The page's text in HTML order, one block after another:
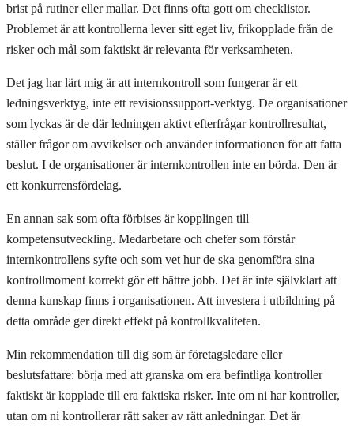
brist på rutiner eller mallar. Det finns ofta gott om checklistor.
Problemet är att kontrollerna lever sitt eget liv, frikopplade från de
risker och mål som faktiskt är relevanta för verksamheten.
Det jag har lärt mig är att internkontroll som fungerar är ett
ledningsverktyg, inte ett revisionssupport-verktyg. De organisationer
som lyckas är de där ledningen aktivt efterfrågar kontrollresultat,
ställer frågor om avvikelser och använder informationen för att fatta
beslut. I de organisationer är internkontrollen inte en börda. Den är
ett konkurrensfördelag.
En annan sak som ofta förbises är kopplingen till
kompetensutveckling. Medarbetare och chefer som förstår
internkontrollens syfte och som vet hur de ska genomföra sina
kontrollmoment korrekt gör ett bättre jobb. Det är inte självklart att
denna kunskap finns i organisationen. Att investera i utbildning på
detta område ger direkt effekt på kontrollkvaliteten.
Min rekommendation till dig som är företagsledare eller
beslutsfattare: börja med att granska om era befintliga kontroller
faktiskt är kopplade till era faktiska risker. Inte om ni har kontroller,
utan om ni kontrollerar rätt saker av rätt anledningar. Det är